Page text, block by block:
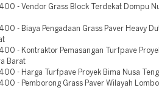
- Vendor Grass Block Terdekat Dompu
- Biaya Pengadaan Grass Paver Heavy
- Kontraktor Pemasangan Turfpave
Barat
- Harga Turfpave Proyek Bima Nusa
- Pemborong Grass Paver Wilayah